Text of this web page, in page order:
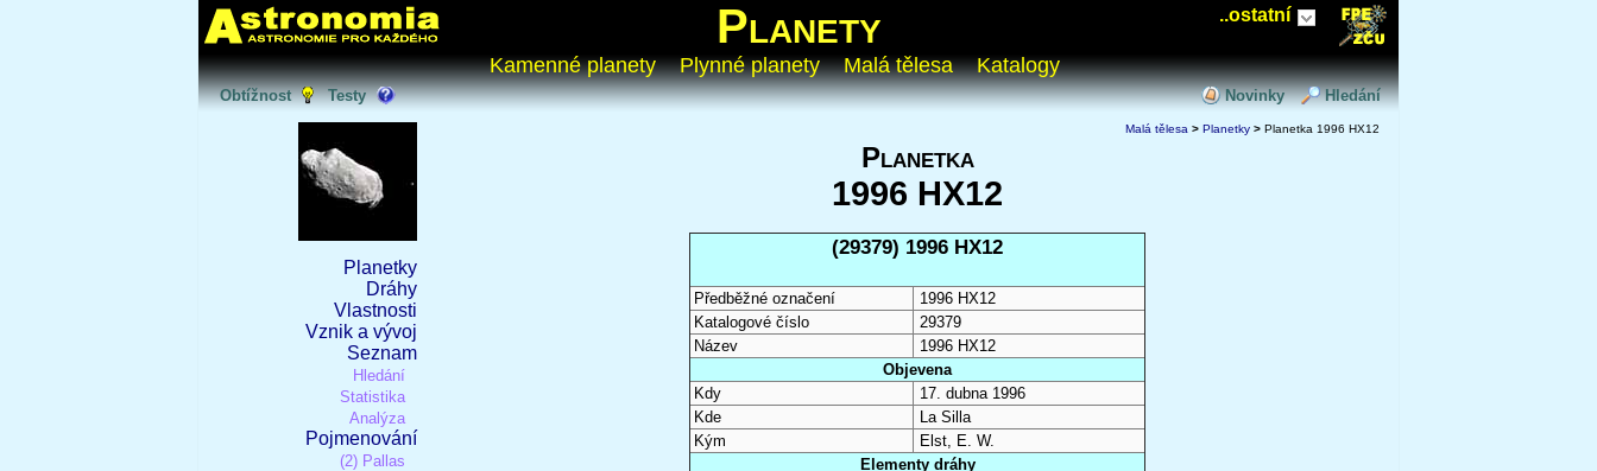
..ostatní
Planety
Kamenné planety Plynné planety Malá tělesa Katalogy
Obtížnost Testy Novinky Hledání
Planetky
Dráhy
Vlastnosti
Vznik a vývoj
Seznam
Hledání
Statistika
Analýza
Pojmenování
(2) Pallas
Malá tělesa > Planetky > Planetka 1996 HX12
Planetka
1996 HX12
(29379) 1996 HX12
Předběžné označení
1996 HX12
Katalogové číslo
29379
Název
1996 HX12
Objevena
Kdy
17. dubna 1996
Kde
La Silla
Kým
Elst, E. W.
Elementy dráhy